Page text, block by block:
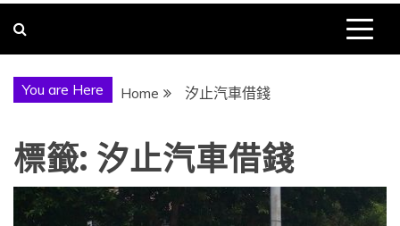
You are Here Home 汐止汽車借錢
標籤: 汐止汽車借錢